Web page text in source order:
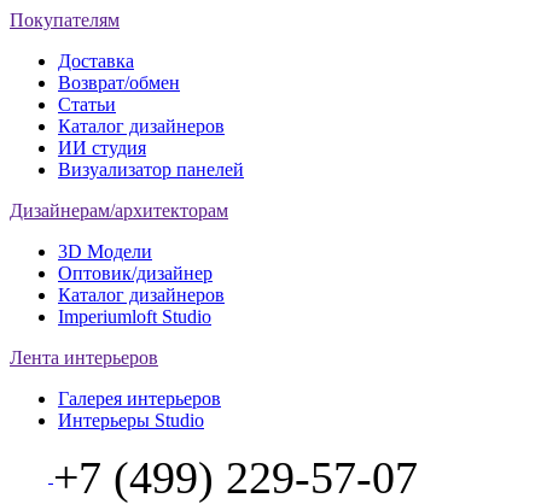
Покупателям
Доставка
Возврат/обмен
Статьи
Каталог дизайнеров
ИИ студия
Визуализатор панелей
Дизайнерам/архитекторам
3D Модели
Оптовик/дизайнер
Каталог дизайнеров
Imperiumloft Studio
Лента интерьеров
Галерея интерьеров
Интерьеры Studio
+7 (499) 229-57-07